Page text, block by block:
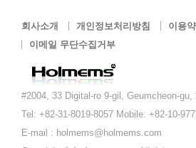
회사소개 개인정보처리방침
이용
이메일 무단수집거부
#2004, 33 Digital-ro 9-gil, Geumcheon-gu,
Tel: +82-31-8019-8057 Mobile: +82-10-
E-mail : holmems@holmems.com